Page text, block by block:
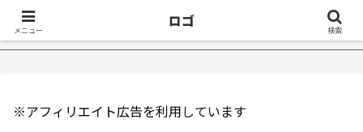
｜不眠症体験談 【18万再生】YouTube：うつ病が治っ
※アフィリエイト広告を利用しています
メニュー
ロゴ
検索